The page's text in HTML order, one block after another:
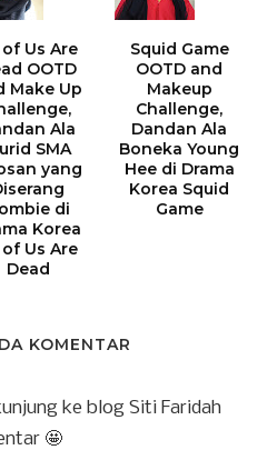
Us Are
OOTD
Make Up
Ala
SMA
yang
di
Korea
Us Are
Dead
Squid Game
OOTD and
Makeup
Challenge,
Dandan Ala
Boneka Young
Hee di Drama
Korea Squid
Game
KOMENTAR
ke blog Siti Faridah
🤩